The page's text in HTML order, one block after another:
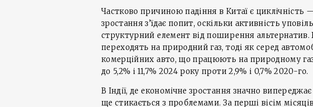
Частково причиною падіння в Китаї є циклічність
зростання з’їдає попит, оскільки активність
структурний елемент від поширення альтернатив.
переходять на природний газ, тоді як серед
комерційних авто, що працюють на природному
до 5,2% і 11,7% 2024 року проти 2,9% і 0,7% 2020-го.
В Індії, де економічне зростання значно
ще стикається з проблемами. За перші вісім